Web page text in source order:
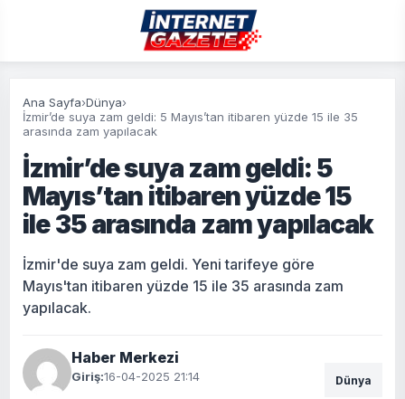
Ana Sayfa›Dünya›
İzmir’de suya zam geldi: 5 Mayıs’tan itibaren yüzde 15 ile 35
arasında zam yapılacak
İzmir’de suya zam geldi: 5
Mayıs’tan itibaren yüzde 15
ile 35 arasında zam yapılacak
İzmir'de suya zam geldi. Yeni tarifeye göre
Mayıs'tan itibaren yüzde 15 ile 35 arasında zam
yapılacak.
Haber Merkezi
Giriş:16-04-2025 21:14 Dünya